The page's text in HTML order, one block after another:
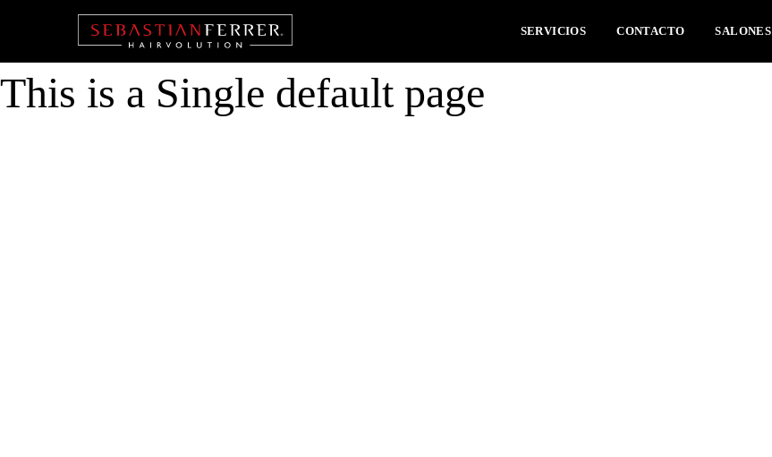
SERVICIOS CONTACTO SALONES
This is a Single default page